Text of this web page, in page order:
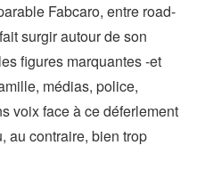
Fabcaro, entre road-
surgir autour de son
figures marquantes -et
médias, police,
voix face à ce déferlement
au contraire, bien trop